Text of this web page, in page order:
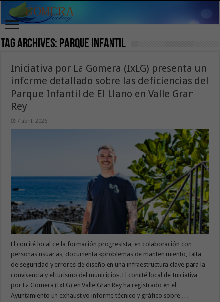
Tag Archives: parque infantil
Iniciativa por La Gomera (IxLG) presenta un
informe detallado sobre las deficiencias del
Parque Infantil de El Llano en Valle Gran
Rey
7 abril, 2026
El comité local de la formación progresista, en colaboración con
personas usuarias, documenta «problemas de mantenimiento, falta
de seguridad y errores de diseño en una infraestructura clave para la
convivencia y el turismo del municipio». El comité local de Iniciativa
por La Gomera (IxLG) en Valle Gran Rey ha registrado en el
Ayuntamiento un exhaustivo informe técnico y gráfico sobre …